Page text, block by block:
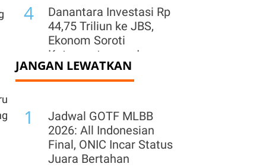
4
Danantara Investasi Rp
44,75 Triliun ke JBS,
Ekonom Soroti
Ketergantungan Impor
5
PPh 22 Ditunda,
Pajak Penjual Paling
Lambat 30 September
Cadangan Devisa
JANGAN LEWATKAN
1
Jadwal GOTF MLBB
2026: All Indonesian
Final, ONIC Incar Status
Juara Bertahan